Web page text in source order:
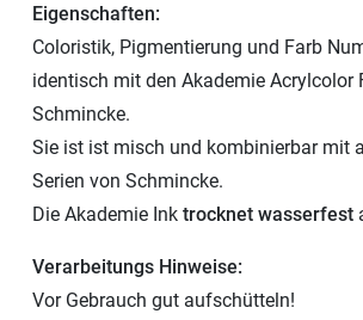
Eigenschaften:
Coloristik, Pigmentierung und Farb
identisch mit den Akademie Acrylcolor
Schmincke.
Sie ist ist misch und kombinierbar mit
Serien von Schmincke.
Die Akademie Ink trocknet wasserfest
Verarbeitungs Hinweise:
Vor Gebrauch gut aufschütteln!